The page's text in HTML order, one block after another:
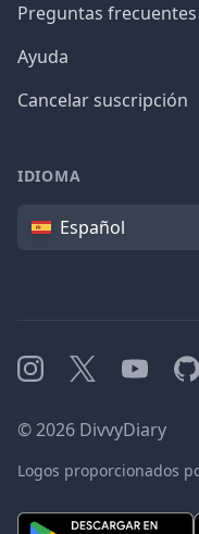
Preguntas frecuentes
Ayuda
Cancelar suscripción
IDIOMA
IdiomaEspañol
Instagram
X YouTube
©2026 DivvyDiary
Logos proporcionados